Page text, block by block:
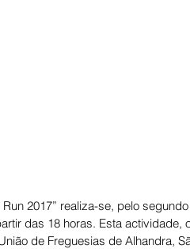
2017” realiza-se, pelo
das 18 horas. Esta actividade,
de Freguesias de Alhandra,